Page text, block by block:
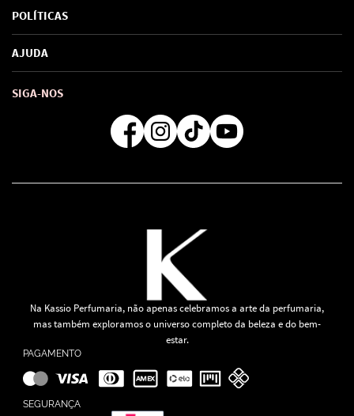
Sobre Nós
Marcas
SAC de marcas
Como comprar
POLÍTICAS
Política de Privacidade
Troca e Devoluções
Formas de Pagamento
Regra de Frete Grátis
AJUDA
SIGA-NOS
Na Kassio Perfumaria, não apenas celebramos a arte da perfumaria,
mas também exploramos o universo completo da beleza e do bem-
estar.
PAGAMENTO
SEGURANÇA